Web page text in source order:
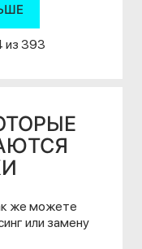
из 393
же можете
или замену